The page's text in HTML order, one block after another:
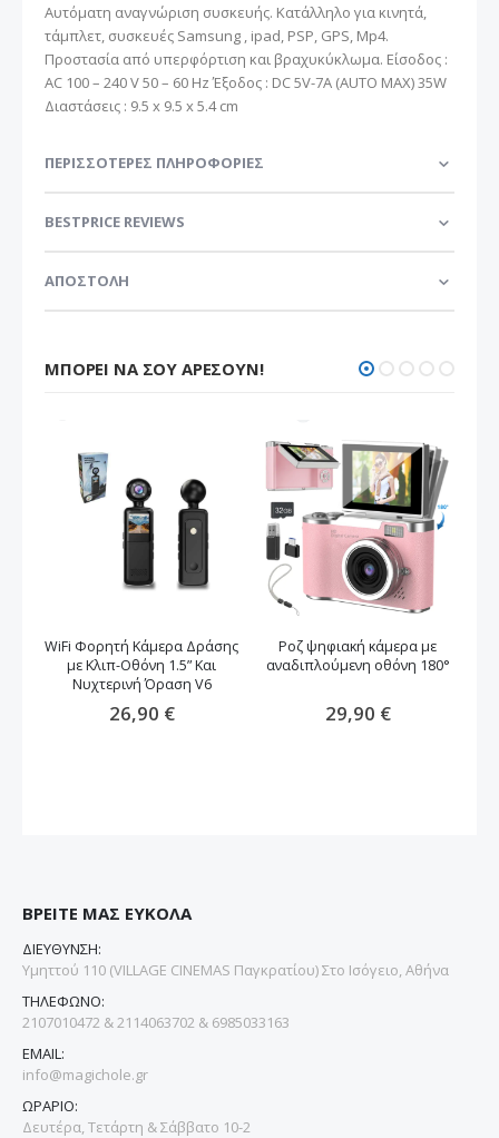
Αυτόματη αναγνώριση συσκευής. Κατάλληλο για κινητά,
τάμπλετ, συσκευές Samsung , ipad, PSP, GPS, Mp4.
Προστασία από υπερφόρτιση και βραχυκύκλωμα. Είσοδος :
AC 100 – 240 V 50 – 60 Hz Έξοδος : DC 5V-7A (AUTO MAX) 35W
Διαστάσεις : 9.5 x 9.5 x 5.4 cm
ΠΕΡΙΣΣΌΤΕΡΕΣ ΠΛΗΡΟΦΟΡΊΕΣ
BESTPRICE REVIEWS
ΑΠΟΣΤΟΛΗ
ΜΠΟΡΕΊ ΝΑ ΣΟΥ ΑΡΈΣΟΥΝ!
WiFi Φορητή Κάμερα Δράσης
με Κλιπ-Οθόνη 1.5” Και
Νυχτερινή Όραση V6
26,90 €
Ροζ ψηφιακή κάμερα με
αναδιπλούμενη οθόνη 180°
29,90 €
ΒΡΕΙΤΕ ΜΑΣ ΕΥΚΟΛΑ
ΔΙΕΥΘΥΝΣΗ:
Υμηττού 110 (VILLAGE CINEMAS Παγκρατίου) Στο Ισόγειο, Αθήνα
ΤΗΛΕΦΩΝΟ:
2107010472 & 2114063702 & 6985033163
EMAIL:
info@magichole.gr
ΩΡΑΡΙΟ:
Δευτέρα, Τετάρτη & Σάββατο 10-2